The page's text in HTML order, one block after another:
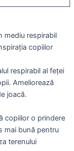
mediu respirabil
copiilor
respirabil al feței
Ameliorează
joacă.
copiilor o prindere
mai bună pentru
terenului